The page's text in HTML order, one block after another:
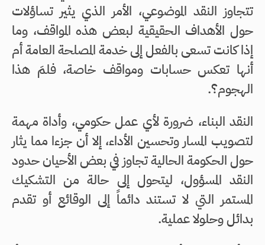
تتجاوز النقد الموضوعي، الأمر الذي يثير تساؤلات
حول الأهداف الحقيقية لبعض هذه المواقف، وما
إذا كانت تسعى بالفعل إلى خدمة المصلحة العامة أم
أنها تعكس حسابات ومواقف خاصة، فلمَ هذا
الهجوم؟.
النقد البناء، ضرورة لأي عمل حكومي، وأداة مهمة
لتصويب المسار وتحسين الأداء، إلا أن جزءا مما يثار
حول الحكومة الحالية تجاوز في بعض الأحيان حدود
النقد المسؤول، ليتحول إلى حالة من التشكيك
المستمر التي لا تستند دائماً إلى الوقائع أو تقدم
بدائل وحلولا عملية.